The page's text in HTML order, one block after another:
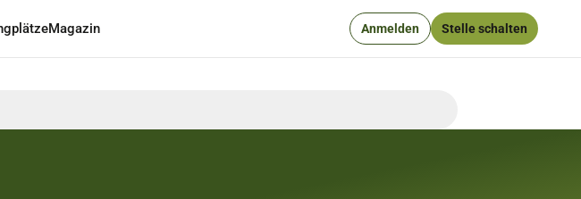
Magazin Anmelden Stelle schalten